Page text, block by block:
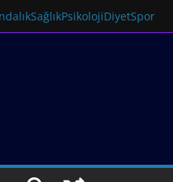
SağlıkPsikolojiDiyetSpor